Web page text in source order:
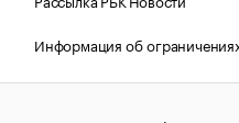
Информация об
Правовая информация
О